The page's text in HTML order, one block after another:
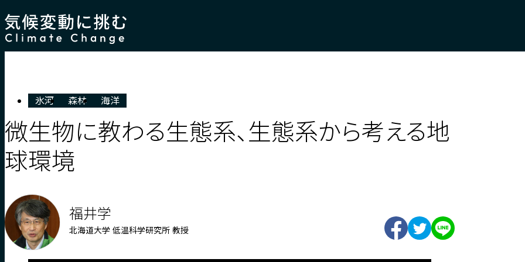
内容をスキップ
氷河 森林 海洋
微生物に教わる生態系、生態系から考える地
球環境
福井学
北海道大学 低温科学研究所 教授